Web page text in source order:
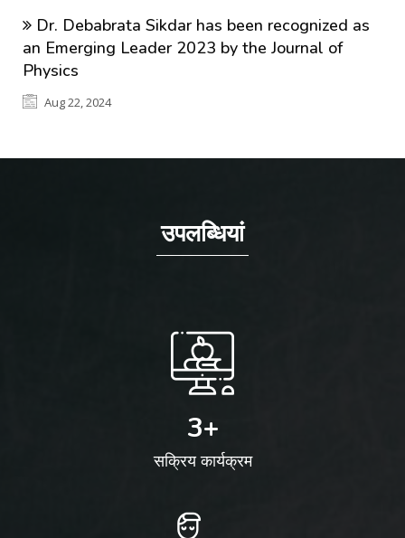
Dr. Debabrata Sikdar has been recognized as
an Emerging Leader 2023 by the Journal of
Physics
Aug 22, 2024
उपलब्धियां
4+
सक्रिय कार्यक्रम